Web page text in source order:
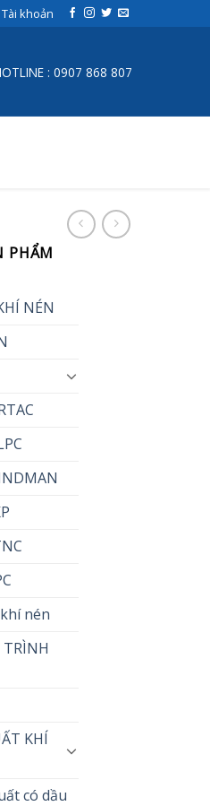
Tài khoản
: 0907 868 807
PHẨM
NÉN
nén
KHÍ
có dầu